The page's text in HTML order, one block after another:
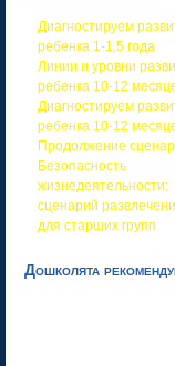
Диагностируем
ребенка 1-1,5 года
Линии и уровни
ребенка 10-12
Диагностируем
ребенка 10-12
Продолжение
Безопасность
жизнедеятельности:
сценарий
для старших групп
Дошколята